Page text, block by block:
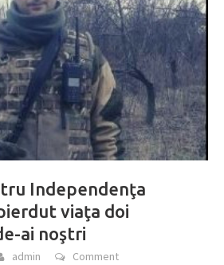
Independenţa
viaţa doi
ai noştri
admin Comment